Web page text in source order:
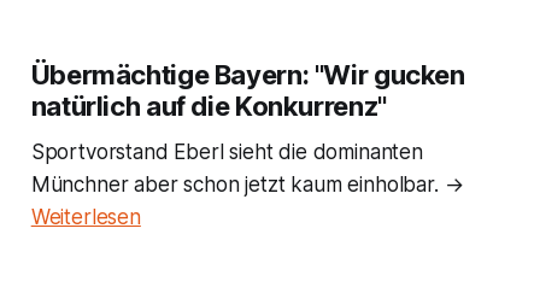
Übermächtige Bayern: "Wir gucken
natürlich auf die Konkurrenz"
Sportvorstand Eberl sieht die dominanten
Münchner aber schon jetzt kaum einholbar. →
Weiterlesen